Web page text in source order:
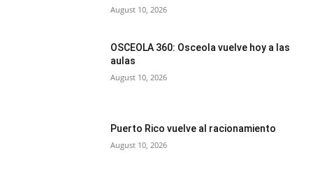
August 10, 2026
OSCEOLA 360: Osceola vuelve hoy a las
aulas
August 10, 2026
Puerto Rico vuelve al racionamiento
August 10, 2026